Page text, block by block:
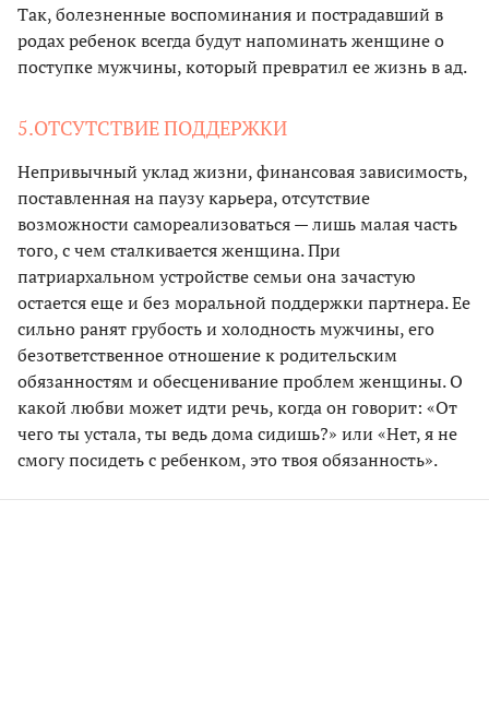
Так, болезненные воспоминания и пострадавший в
родах ребенок всегда будут напоминать женщине о
поступке мужчины, который превратил ее жизнь в ад.
5.ОТСУТСТВИЕ ПОДДЕРЖКИ
Непривычный уклад жизни, финансовая зависимость,
поставленная на паузу карьера, отсутствие
возможности самореализоваться — лишь малая часть
того, с чем сталкивается женщина. При
патриархальном устройстве семьи она зачастую
остается еще и без моральной поддержки партнера. Ее
сильно ранят грубость и холодность мужчины, его
безответственное отношение к родительским
обязанностям и обесценивание проблем женщины. О
какой любви может идти речь, когда он говорит: «От
чего ты устала, ты ведь дома сидишь?» или «Нет, я не
смогу посидеть с ребенком, это твоя обязанность».